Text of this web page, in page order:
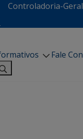
Controladoria-
Fale